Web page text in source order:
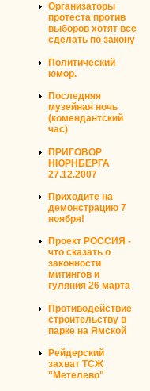
Организаторы
протеста против
выборов хотят все
сделать по закону
Политический
юмор.
Последняя
музейная ночь
(комендантский
час)
ПРИГОВОР
НЮРНБЕРГА
27.12.2007
Приходите на
демонстрацию 7
ноября!
Проект РОССИЯ -
что сказать о
законности
митингов и
гуляния 26 марта
Противодействие
строительству в
парке на Ямской
Рейдерский
захват ТСЖ
"Метелево"